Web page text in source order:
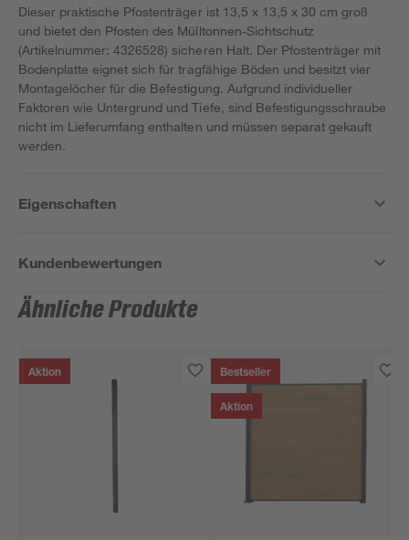
Dieser praktische Pfostenträger ist 13,5 x 13,5 x 30 cm groß
und bietet den Pfosten des Mülltonnen-Sichtschutz
(Artikelnummer: 4326528) sicheren Halt. Der Pfostenträger mit
Bodenplatte eignet sich für tragfähige Böden und besitzt vier
Montagelöcher für die Befestigung. Aufgrund individueller
Faktoren wie Untergrund und Tiefe, sind Befestigungsschraube
nicht im Lieferumfang enthalten und müssen separat gekauft
werden.
Eigenschaften
Kundenbewertungen
Ähnliche Produkte
Aktion Bestseller
Aktion